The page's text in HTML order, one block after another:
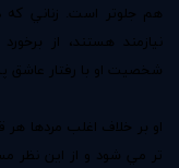
هم جلوتر است. زناني
نيازمند هستند، از
شخصيت او با رفتار عاشق
او بر خلاف اغلب مردها
تر مي شود و از اين نظر